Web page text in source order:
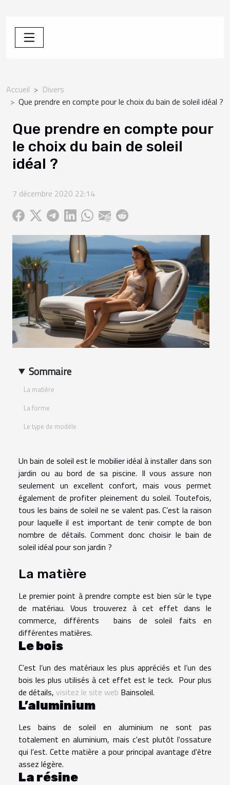
Accueil
Divers
Que prendre en compte pour le choix du bain de soleil idéal ?
Que prendre en compte pour
le choix du bain de soleil
idéal ?
7 décembre 2020 22:14
Sommaire
La matière
La forme
Le type de modèle
Un bain de soleil est le mobilier idéal à installer dans son
jardin ou au bord de sa piscine. Il vous assure non
seulement un excellent confort, mais vous permet
également de profiter pleinement du soleil. Toutefois,
tous les bains de soleil ne se valent pas. C’est la raison
pour laquelle il est important de tenir compte de bon
nombre de détails. Comment donc choisir le bain de
soleil idéal pour son jardin ?
La matière
Le premier point à prendre compte est bien sûr le type
de matériau. Vous trouverez à cet effet dans le
commerce, différents bains de soleil faits en
différentes matières.
Le bois
C’est l’un des matériaux les plus appréciés et l’un des
bois les plus utilisés à cet effet est le teck. Pour plus
de détails, visitez le site web Bainsoleil.
L’aluminium
Les bains de soleil en aluminium ne sont pas
totalement en aluminium, mais c'est plutôt l'ossature
qui l'est. Cette matière a pour principal avantage d'être
assez légère.
La résine